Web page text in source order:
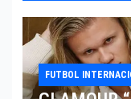
FUTBOL